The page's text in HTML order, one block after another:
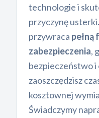
technologie i
przyczynę
przywraca pełną
zabezpieczenia,
bezpieczeństwo
zaoszczędzisz
kosztownej
Świadczymy